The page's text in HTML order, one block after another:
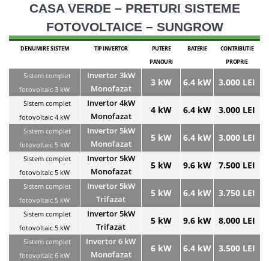
CASA VERDE – PRETURI SISTEME
FOTOVOLTAICE – SUNGROW
DENUMIRE SISTEM TIP INVERTOR
PUTERE
PANOURI
BATERIE
CONTRIBUTIE
PROPRIE
Sistem complet
fotovoltaic 3 kW
Invertor 3kW
Monofazat
3 kW 6.4 kW 3.000 LEI
Sistem complet
fotovoltaic 4 kW
Invertor 4kW
Monofazat
4 kW 6.4 kW 3.000 LEI
Sistem complet
fotovoltaic 5 kW
Invertor 5kW
Monofazat
5 kW 6.4 kW 3.000 LEI
Sistem complet
fotovoltaic 5 kW
Invertor 5kW
Monofazat
5 kW 9.6 kW 7.500 LEI
Sistem complet
fotovoltaic 5 kW
Invertor 5kW
Trifazat
5 kW 6.4 kW 3.750 LEI
Sistem complet
fotovoltaic 5 kW
Invertor 5kW
Trifazat
5 kW 9.6 kW 8.000 LEI
Sistem complet
fotovoltaic 6 kW
Invertor 6 kW
Monofazat
6 kW 6.4 kW 3.500 LEI